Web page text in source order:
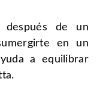
después de un
en un
a equilibrar